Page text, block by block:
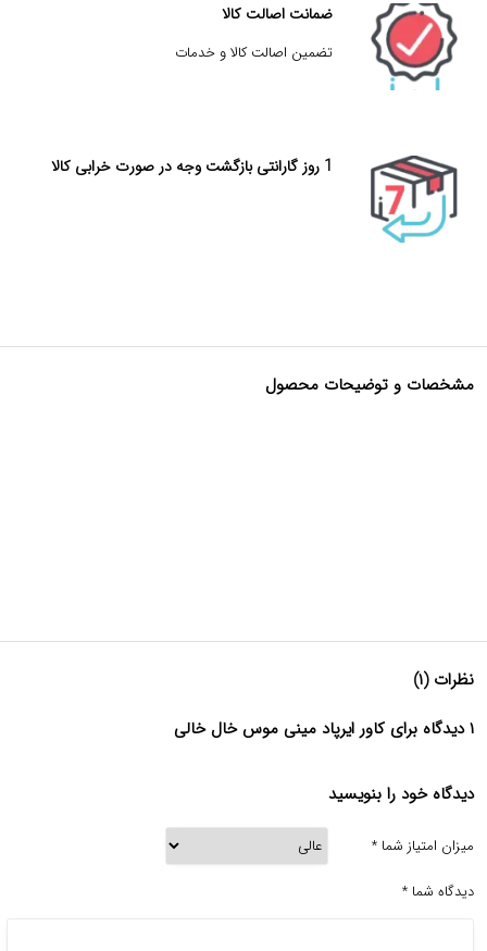
ضمانت اصالت کالا
تضمین اصالت کالا و خدمات
1 روز گارانتی بازگشت وجه در صورت خرابی کالا
مشخصات و توضیحات محصول
نظرات (۱)
۱ دیدگاه برای کاور ایرپاد مینی موس خال خالی
دیدگاه خود را بنویسید
میزان امتیاز شما *
دیدگاه شما *